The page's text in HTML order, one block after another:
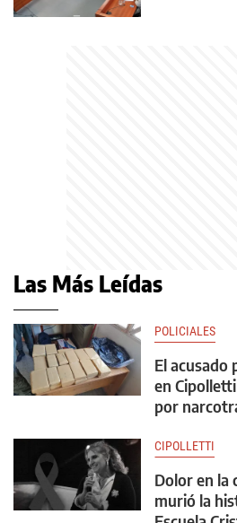
Las Más Leídas
POLICIALES
El acusado
en
por
CIPOLLETTI
Dolor en la
murió la